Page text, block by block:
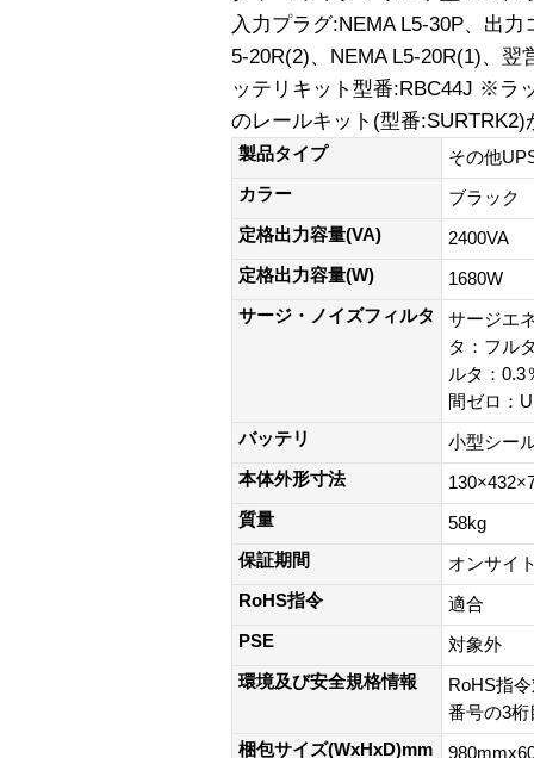
入力プラグ:NEMA L5-30P、出
5-20R(2)、NEMA L5-20R(1)、
ッテリキット型番:RBC44J ※ラ
のレールキット(型番
製品タイプ
その他
カラー
ブラック
定格出力容量(VA)
2400VA
定格出力容量(W)
1680W
サージ・ノイズフィルタ
サージエ
タ：フル
ルタ：0.3
間ゼロ：
バッテリ
小型シー
本体外形寸法
質量
58kg
保証期間
オンサイ
RoHS指令
適合
PSE
対象外
環境及び安全規格情報
RoHS指
番号の3桁
梱包サイズ(WxHxD)mm